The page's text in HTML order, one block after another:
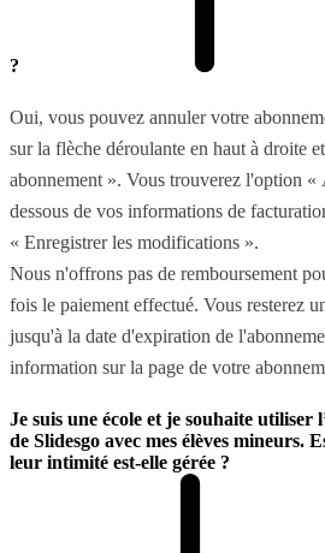
?
Oui, vous pouvez annuler votre
sur la flèche déroulante en haut à droite
abonnement ». Vous trouverez l'option «
dessous de vos informations de
« Enregistrer les modifications ».
Nous n'offrons pas de remboursement
fois le paiement effectué. Vous resterez
jusqu'à la date d'expiration de
information sur la page de votre
Je suis une école et je souhaite utiliser
de Slidesgo avec mes élèves mineurs.
leur intimité est-elle gérée ?